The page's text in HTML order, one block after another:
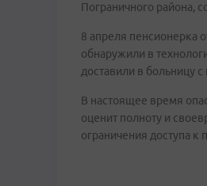
Пограничного района,
8 апреля пенсионерка
обнаружили в
доставили в больницу
В настоящее время
оценит полноту и
ограничения доступа